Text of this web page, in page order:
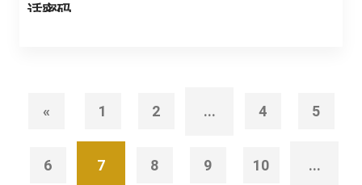
话密码
« 1 2 ... 4 5
6 7 8 9 10 ...